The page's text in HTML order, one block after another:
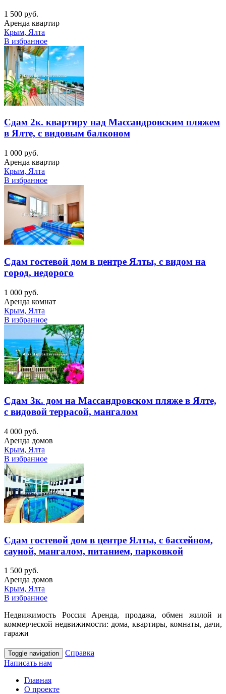
1 500 руб.
Аренда квартир
Крым, Ялта
В избранное
Сдам 2к. квартиру над Массандровским пляжем
в Ялте, с видовым балконом
1 000 руб.
Аренда квартир
Крым, Ялта
В избранное
Сдам гостевой дом в центре Ялты, с видом на
город, недорого
1 000 руб.
Аренда комнат
Крым, Ялта
В избранное
Сдам 3к. дом на Массандровском пляже в Ялте,
с видовой террасой, мангалом
4 000 руб.
Аренда домов
Крым, Ялта
В избранное
Сдам гостевой дом в центре Ялты, с бассейном,
сауной, мангалом, питанием, парковкой
1 500 руб.
Аренда домов
Крым, Ялта
В избранное
Недвижимость Россия Аренда, продажа, обмен жилой и
коммерческой недвижимости: дома, квартиры, комнаты, дачи,
гаражи
Toggle navigation
Справка
Написать нам
Главная
О проекте